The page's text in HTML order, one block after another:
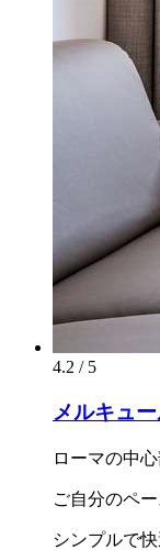
4.2 / 5
メルキュ
ローマの中
ご自分のペ
シンプルで